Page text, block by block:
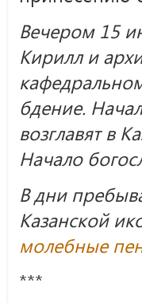
Вечером 15
Кирилл и
бдение.
возглавят в
Начало
В дни
Казанской
молебные
***